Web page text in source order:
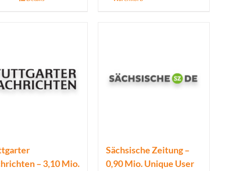
– 3,10 Mio.
Sächsische Zeitung –
0,90 Mio. Unique User